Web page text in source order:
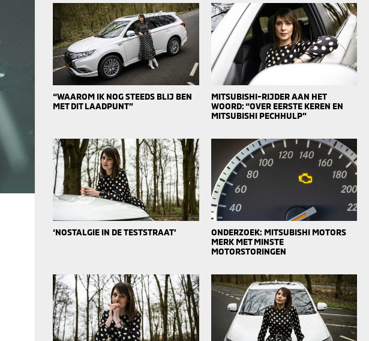
“WAAROM IK NOG STEEDS BLIJ BEN
MET DIT LAADPUNT”
MITSUBISHI-RIJDER AAN HET
WOORD: “OVER EERSTE KEREN EN
MITSUBISHI PECHHULP”
‘NOSTALGIE IN DE TESTSTRAAT’
ONDERZOEK: MITSUBISHI MOTORS
MERK MET MINSTE
MOTORSTORINGEN